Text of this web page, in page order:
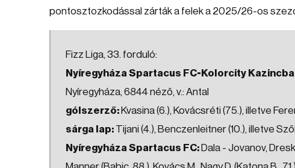
pontosztozkodással zárták a felek a 2025/26-os
Fizz Liga, 33. forduló:
Nyíregyháza Spartacus FC-Kolorcity
Nyíregyháza, 6844 néző, v.: Antal
gólszerző: Kvasina (6.), Kovácsréti (75.), illetve
sárga lap: Tijani (4.), Benczenleitner (10.), illetve
Nyíregyháza Spartacus FC: Dala - Jovanov,